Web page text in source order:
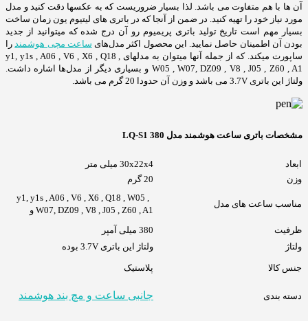
آن ها با هم متفاوت می باشد. لذا بسیار ضروریست که به عکسها دقت کنید و مدل
مورد نیاز خود را تهیه کنید. در ضمن از آنجا که در باتری های لیتیوم یون زمان ساخت
بسیار مهم است تاریخ تولید باتری پریمیوم رو آن درج شده که میتوانید از جدید
بودن آن اطمینان حاصل نمایید. این محصول اکثر مدل‌های ساعت مچی هوشمند را
ساپورت میکند. که از جمله آنها میتوان به مدلهای y1, y1s , A06 , V6 , X6 , Q18 ,
W05 , W07, DZ09 , V8 , J05 , Z60 , A1 و بسیاری دیگر از مدل‌ها اشاره داشت.
ولتاژ این باتری 3.7V می باشد و وزن آن حدودا 20 گرم می باشد.
مشخصات باتری ساعت هوشمند مدل LQ-S1 380
ابعاد
30x22x4 میلی متر
وزن
20 گرم
مناسب ساعت های مدل
y1, y1s , A06 , V6 , X6 , Q18 , W05 ,
W07, DZ09 , V8 , J05 , Z60 , A1 و
ظرفیت
380 میلی آمپر
ولتاژ
ولتاژ این باتری 3.7V بوده
جنس کالا پلاستیک
دسته بندی جانبی ساعت و مچ بند هوشمند